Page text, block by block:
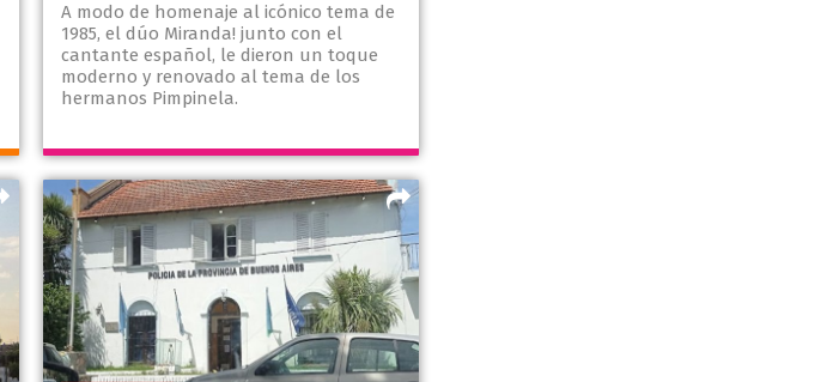
A modo de homenaje al icónico tema de
1985, el dúo Miranda! junto con el
cantante español, le dieron un toque
moderno y renovado al tema de los
hermanos Pimpinela.